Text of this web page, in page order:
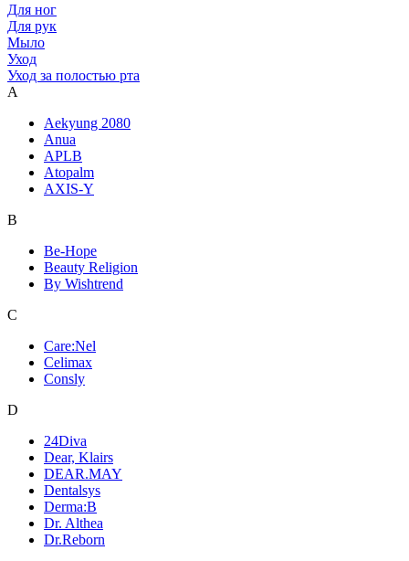
Для ног
Для рук
Мыло
Уход
Уход за полостью рта
A
Aekyung 2080
Anua
APLB
Atopalm
AXIS-Y
B
Be-Hope
Beauty Religion
By Wishtrend
C
Care:Nel
Celimax
Consly
D
24Diva
Dear, Klairs
DEAR.MAY
Dentalsys
Derma:B
Dr. Althea
Dr.Reborn